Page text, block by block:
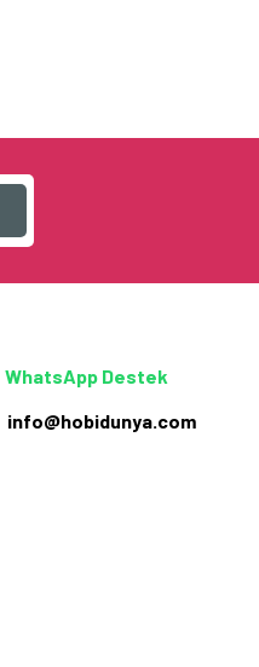
WhatsApp Destek
info@hobidunya.com